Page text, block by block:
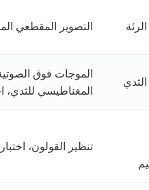
التصوير المقطعي
الموجات فوق
المغناطيسي للثدي،
تنظير القولون،